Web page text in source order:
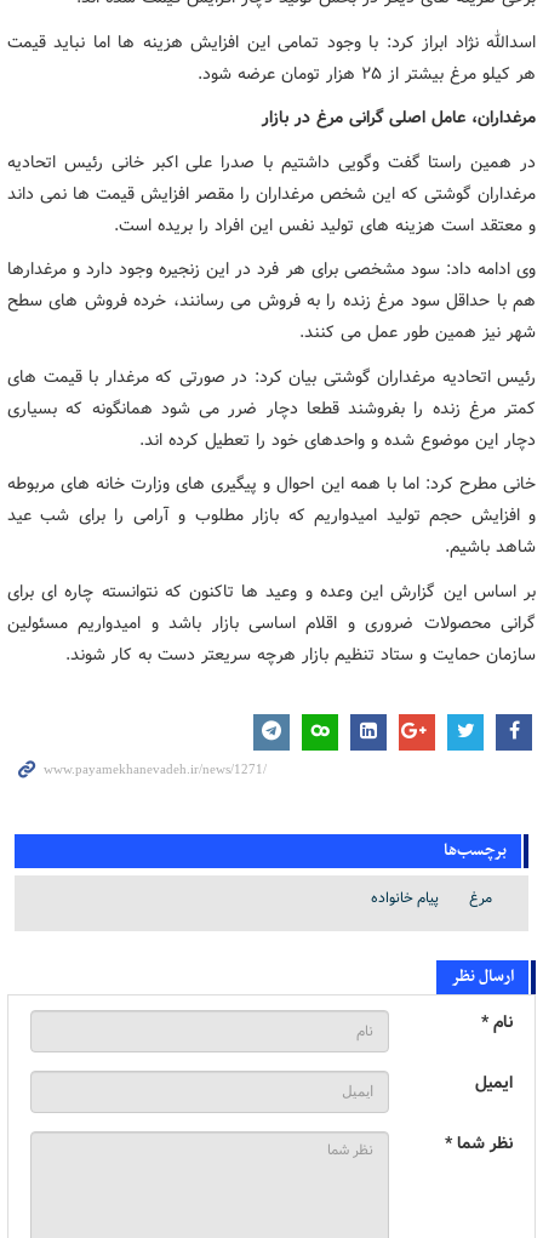
اسدالله نژاد ابراز کرد: با وجود تمامی این افزایش هزینه ها اما نباید قیمت
هر کیلو مرغ بیشتر از ۲۵ هزار تومان عرضه شود.
مرغداران، عامل اصلی گرانی مرغ در بازار
در همین راستا گفت وگویی داشتیم با صدرا علی اکبر خانی رئیس اتحادیه
مرغداران گوشتی که این شخص مرغداران را مقصر افزایش قیمت ها نمی داند
و معتقد است هزینه های تولید نفس این افراد را بریده است.
وی ادامه داد: سود مشخصی برای هر فرد در این زنجیره وجود دارد و مرغدارها
هم با حداقل سود مرغ زنده را به فروش می رسانند، خرده فروش های سطح
شهر نیز همین طور عمل می کنند.
رئیس اتحادیه مرغداران گوشتی بیان کرد: در صورتی که مرغدار با قیمت های
کمتر مرغ زنده را بفروشند قطعا دچار ضرر می شود همانگونه که بسیاری
دچار این موضوع شده و واحدهای خود را تعطیل کرده اند.
خانی مطرح کرد: اما با همه این احوال و پیگیری های وزارت خانه های مربوطه
و افزایش حجم تولید امیدواریم که بازار مطلوب و آرامی را برای شب عید
شاهد باشیم.
بر اساس این گزارش این وعده و وعید ها تاکنون که نتوانسته چاره ای برای
گرانی محصولات ضروری و اقلام اساسی بازار باشد و امیدواریم مسئولین
سازمان حمایت و ستاد تنظیم بازار هرچه سریعتر دست به کار شوند.
برچسب‌ها
مرغ پیام خانواده
ارسال نظر
نام *
ایمیل
نظر شما *